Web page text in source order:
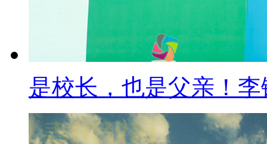
是校长，也是父亲！